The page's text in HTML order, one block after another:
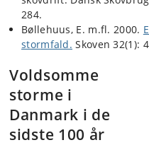
284.
Bøllehuus, E. m.fl. 2000.
stormfald. Skoven 32(1):
Voldsomme
storme i
Danmark i de
sidste 100 år